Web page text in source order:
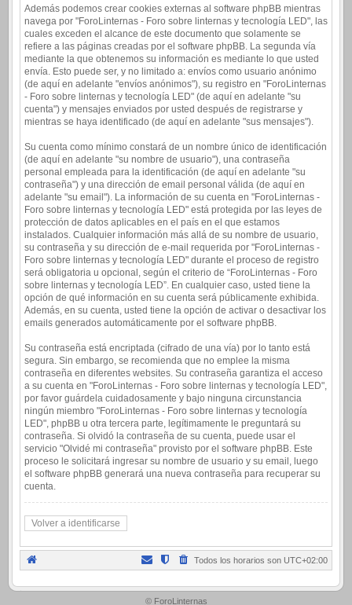
Además podemos crear cookies externas al software phpBB mientras
navega por "ForoLinternas - Foro sobre linternas y tecnología LED", las
cuales exceden el alcance de este documento que solamente se
refiere a las páginas creadas por el software phpBB. La segunda vía
mediante la que obtenemos su información es mediante lo que usted
envía. Esto puede ser, y no limitado a: envíos como usuario anónimo
(de aquí en adelante "envíos anónimos"), su registro en "ForoLinternas
- Foro sobre linternas y tecnología LED" (de aquí en adelante "su
cuenta") y mensajes enviados por usted después de registrarse y
mientras se haya identificado (de aquí en adelante "sus mensajes").
Su cuenta como mínimo constará de un nombre único de identificación
(de aquí en adelante "su nombre de usuario"), una contraseña
personal empleada para la identificación (de aquí en adelante "su
contraseña") y una dirección de email personal válida (de aquí en
adelante "su email"). La información de su cuenta en "ForoLinternas -
Foro sobre linternas y tecnología LED" está protegida por las leyes de
protección de datos aplicables en el país en el que estamos
instalados. Cualquier información más allá de su nombre de usuario,
su contraseña y su dirección de e-mail requerida por "ForoLinternas -
Foro sobre linternas y tecnología LED" durante el proceso de registro
será obligatoria u opcional, según el criterio de “ForoLinternas - Foro
sobre linternas y tecnología LED”. En cualquier caso, usted tiene la
opción de qué información en su cuenta será públicamente exhibida.
Además, en su cuenta, usted tiene la opción de activar o desactivar los
emails generados automáticamente por el software phpBB.
Su contraseña está encriptada (cifrado de una vía) por lo tanto está
segura. Sin embargo, se recomienda que no emplee la misma
contraseña en diferentes websites. Su contraseña garantiza el acceso
a su cuenta en "ForoLinternas - Foro sobre linternas y tecnología LED",
por favor guárdela cuidadosamente y bajo ninguna circunstancia
ningún miembro "ForoLinternas - Foro sobre linternas y tecnología
LED", phpBB u otra tercera parte, legítimamente le preguntará su
contraseña. Si olvidó la contraseña de su cuenta, puede usar el
servicio "Olvidé mi contraseña" provisto por el software phpBB. Este
proceso le solicitará ingresar su nombre de usuario y su email, luego
el software phpBB generará una nueva contraseña para recuperar su
cuenta.
Volver a identificarse
Todos los horarios son UTC+02:00
.
© ForoLinternas